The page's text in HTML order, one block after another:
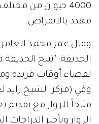
مهدد بالانقراض.
وقال عمر محمد
الحديقة: "تتيح
لقضاء أوقات فريدة
وفي (مركز الشيخ
متاحاً للزوار مع
الزوار وتأجير